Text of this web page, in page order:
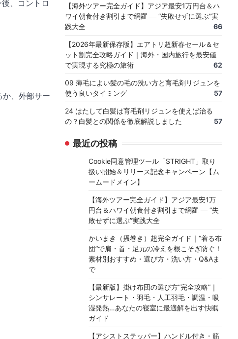
、コントロ
、外部サー
【海外ツアー完全ガイド】アジア最安1万円台＆ハ
ワイ朝食付き割引まで網羅 ― “失敗せずに選ぶ”実
践大全
66
【2026年最新保存版】エアトリ超新春セール＆セ
ット割完全攻略ガイド｜海外・国内旅行を最安値
で実現する究極の旅術
62
09 薄毛によい髪の毛の洗い方と育毛剤リジュンを
使う良いタイミング
57
24 はたして白髪は育毛剤リジュンを使えば治る
の？白髪との関係を徹底解説しました
57
最近の投稿
Cookie同意管理ツール「STRIGHT」取り
扱い開始＆リリース記念キャンペーン【ム
ームードメイン】
【海外ツアー完全ガイド】アジア最安1万
円台＆ハワイ朝食付き割引まで網羅 ― “失
敗せずに選ぶ”実践大全
かいまき（掻巻き）超完全ガイド｜“着る布
団”で肩・首・足元の冷えを根こそぎ防ぐ！
素材別おすすめ・選び方・洗い方・Q&Aま
で
【最新版】掛け布団の選び方“完全攻略”｜
シンサレート・羽毛・人工羽毛・調温・吸
湿発熱…あなたの寝室に最適解を出す快眠
ガイド
【アシストステッパー】ハンドル付き・筋